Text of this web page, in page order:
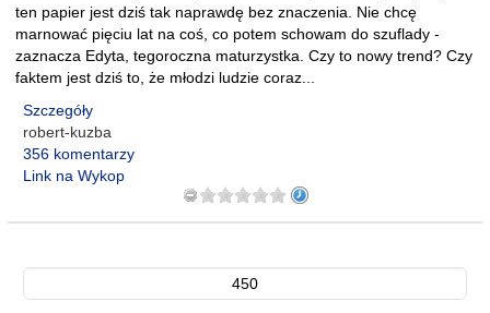
ten papier jest dziś tak naprawdę bez znaczenia. Nie chcę
marnować pięciu lat na coś, co potem schowam do szuflady -
zaznacza Edyta, tegoroczna maturzystka. Czy to nowy trend? Czy
faktem jest dziś to, że młodzi ludzie coraz...
Szczegóły
robert-kuzba
356 komentarzy
Link na Wykop
450